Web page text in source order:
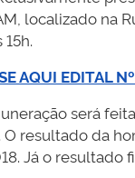
localizado na
15h.
AQUI EDITAL
será
O resultado da
Já o resultado